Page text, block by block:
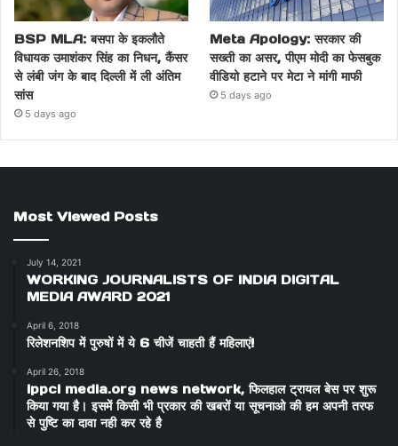
BSP MLA: बसपा के इकलौते
विधायक उमाशंकर सिंह का निधन, कैंसर
से लंबी जंग के बाद दिल्ली में ली अंतिम
सांस
5 days ago
Meta Apology: सरकार की
सख्ती का असर, पीएम मोदी का फेसबुक
वीडियो हटाने पर मेटा ने मांगी माफी
5 days ago
Most Viewed Posts
July 14, 2021
WORKING JOURNALISTS OF INDIA DIGITAL
MEDIA AWARD 2021
April 6, 2018
रिलेशनशिप में पुरुषों में ये 6 चीजें चाहती हैं महिलाएं!
April 26, 2018
ippci media.org news network, फिलहाल ट्रायल बेस पर शुरू
किया गया है। इसमें किसी भी प्रकार की खबरों या सूचनाओ की हम अपनी तरफ
से पुष्टि का दावा नही कर रहे है